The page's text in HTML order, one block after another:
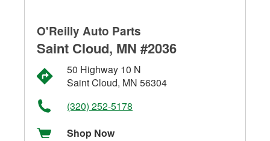
O'Reilly Auto Parts
Saint Cloud, MN #2036
50 Highway 10 N
Saint Cloud, MN 56304
(320) 252-5178
Shop Now